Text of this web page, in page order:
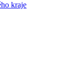
kraje